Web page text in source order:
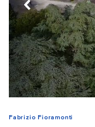
Fabrizio Fioramonti